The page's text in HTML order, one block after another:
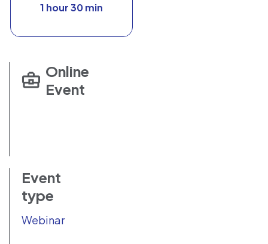
1 hour 30 min
Online
Event
Event
type
Webinar